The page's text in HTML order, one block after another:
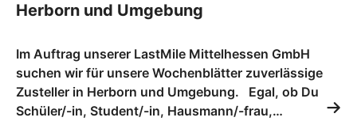
Herborn und Umgebung
Im Auftrag unserer LastMile Mittelhessen GmbH
suchen wir für unsere Wochenblätter zuverlässige
Zusteller in Herborn und Umgebung. Egal, ob Du
Schüler/-in, Student/-in, Hausmann/-frau,…